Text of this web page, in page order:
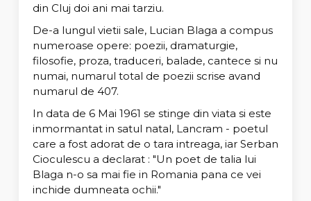
din Cluj doi ani mai tarziu.
De-a lungul vietii sale, Lucian Blaga a compus
numeroase opere: poezii, dramaturgie,
filosofie, proza, traduceri, balade, cantece si nu
numai, numarul total de poezii scrise avand
numarul de 407.
In data de 6 Mai 1961 se stinge din viata si este
inmormantat in satul natal, Lancram - poetul
care a fost adorat de o tara intreaga, iar Serban
Cioculescu a declarat : "Un poet de talia lui
Blaga n-o sa mai fie in Romania pana ce vei
inchide dumneata ochii."